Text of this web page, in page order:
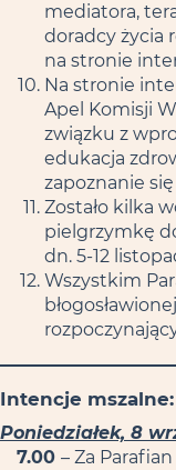
mediatora,
doradcy życia
na stronie
Na stronie
Apel Komisji
związku z
edukacja
zapoznanie
Zostało kilka
pielgrzymkę
dn. 5-12
Wszystkim
Intencje mszalne:
Poniedziałek, 8
7.00 – Za Parafian